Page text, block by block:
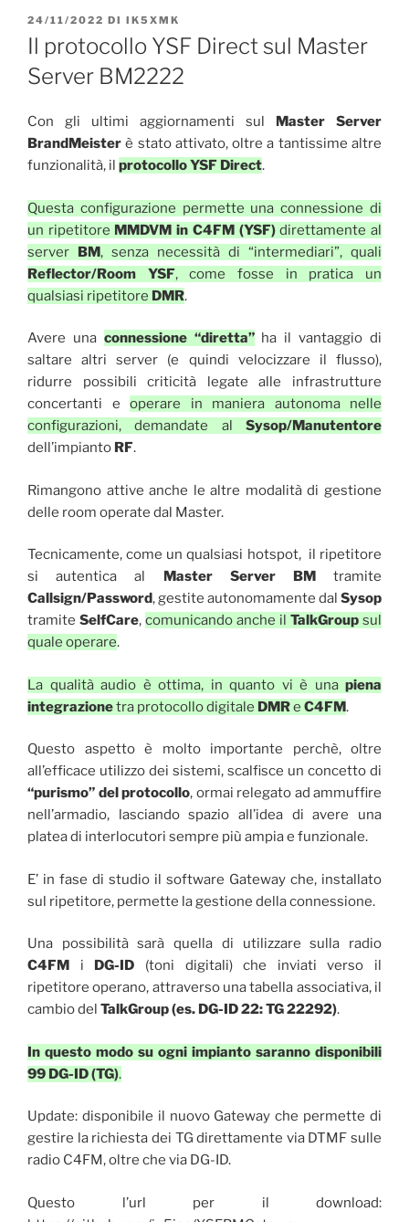
PUBBLICATO
IL
24/11/2022 DI IK5XMK
Il protocollo YSF Direct sul Master
Server BM2222
Con gli ultimi aggiornamenti sul Master Server
BrandMeisterè stato attivato, oltre a tantissime altre
funzionalità, il protocolloYSF Direct.
Questa configurazione permette una connessione di
un ripetitore MMDVM in C4FM (YSF)direttamente al
server BM, senza necessità di “intermediari”, quali
Reflector/Room YSF, come fosse in pratica un
qualsiasi ripetitore DMR.
Avere una connessione “diretta”ha il vantaggio di
saltare altri server (e quindi velocizzare il flusso),
ridurre possibili criticità legate alle infrastrutture
concertanti e operare in maniera autonoma nelle
configurazioni, demandate al Sysop/Manutentore
dell’impianto RF.
Rimangono attive anche le altre modalità di gestione
delle room operate dal Master.
Tecnicamente, come un qualsiasi hotspot, il ripetitore
si autentica al Master Server BMtramite
Callsign/Password, gestite autonomamente dal Sysop
tramite SelfCare, comunicando anche il TalkGroup sul
quale operare.
La qualità audio è ottima, in quanto vi è una piena
integrazionetra protocollo digitale DMRe C4FM.
Questo aspetto è molto importante perchè, oltre
all’efficace utilizzo dei sistemi, scalfisce un concetto di
“purismo” del protocollo, ormai relegato ad ammuffire
nell’armadio, lasciando spazio all’idea di avere una
platea di interlocutori sempre più ampia e funzionale.
E’ in fase di studio il software Gateway che, installato
sul ripetitore, permette la gestione della connessione.
Una possibilità sarà quella di utilizzare sulla radio
C4FM i DG-ID (toni digitali) che inviati verso il
ripetitore operano, attraverso una tabella associativa, il
cambio del TalkGroup(es. DG-ID 22: TG 22292).
In questo modo su ogni impianto saranno disponibili
99 DG-ID (TG).
Update: disponibile il nuovo Gateway che permette di
gestire la richiesta dei TG direttamente via DTMF sulle
radio C4FM, oltre che via DG-ID.
Questo l’url per il download: